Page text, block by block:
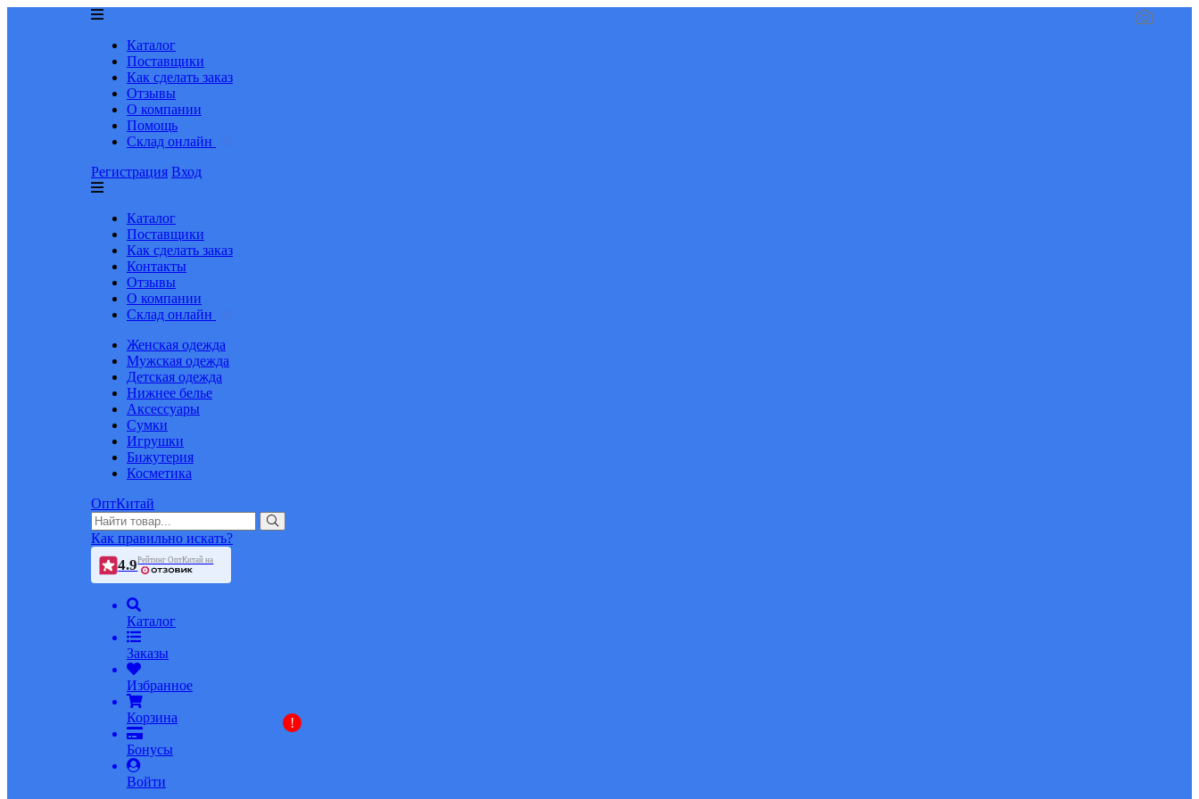
Каталог
Поставщики
Как сделать заказ
Отзывы
О компании
Помощь
Склад онлайн
Регистрация Вход
Каталог
Поставщики
Как сделать заказ
Контакты
Отзывы
О компании
Склад онлайн
Женская одежда
Мужская одежда
Детская одежда
Нижнее белье
Аксессуары
Сумки
Игрушки
Бижутерия
Косметика
ОптКитай
Как правильно искать?
4.9Рейтинг ОптКитай на
Каталог
Заказы
Избранное
Корзина
Бонусы
!
Войти